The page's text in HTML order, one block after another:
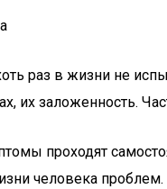
раз в жизни не
их заложенность.
проходят
человека проблем.